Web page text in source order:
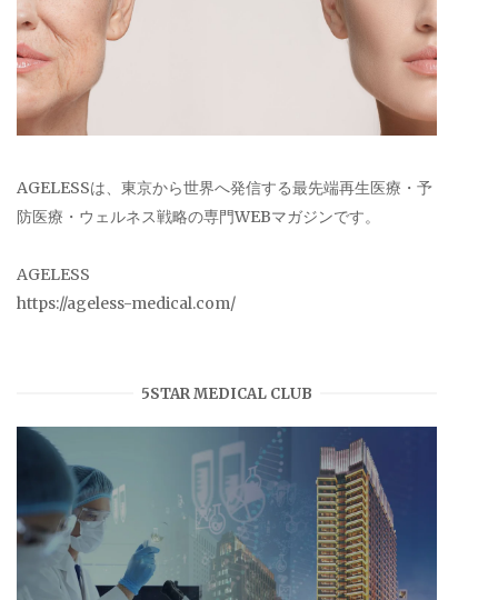
AGELESSは、東京から世界へ発信する最先端再生医療・予
防医療・ウェルネス戦略の専門WEBマガジンです。
AGELESS
https://ageless-medical.com/
5STAR MEDICAL CLUB